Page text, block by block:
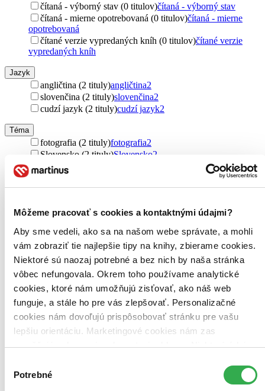
Môžeme pracovať s cookies a kontaktnými údajmi?
Aby sme vedeli, ako sa na našom webe správate, a mohli
vám zobraziť tie najlepšie tipy na knihy, zbierame cookies.
Niektoré sú naozaj potrebné a bez nich by naša stránka
vôbec nefungovala. Okrem toho používame analytické
cookies, ktoré nám umožňujú zisťovať, ako náš web
funguje, a stále ho pre vás zlepšovať. Personalizačné
cookies nám dovoľujú prispôsobovať stránku pre vašu
lepšiu orientáciu. Marketingové cookies nám zas
umožňujú zobrazenie relevantnej reklamy. Niektoré údaje
keby sme mohli používať všetky tieto cookies. Ďakujeme!
súhlasu
Potrebné
čítaná - výborný stav (0 titulov)čítaná - výborný stav
čítaná - mierne opotrebovaná (0 titulov)čítaná - mierne
opotrebovaná
čítané verzie vypredaných kníh (0 titulov)čítané verzie
vypredaných kníh
Jazyk
angličtina (2 tituly)angličtina2
slovenčina (2 tituly)slovenčina2
cudzí jazyk (2 tituly)cudzí jazyk2
Téma
fotografia (2 tituly)fotografia2
Slovensko (2 tituly)Slovensko2
Vydavateľstvo
CBS (2 tituly)CBS2
Väzba
Zúžiť výber
Zoradiť
Top hodnotené
Novinky
Najvyššia zľava